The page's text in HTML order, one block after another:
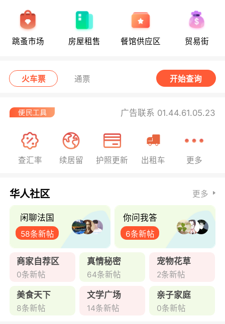
跳蚤市场 房屋租售 餐馆供应区 贸易街
火车票 通票 开始查询
广告联系 01.44.61.05.23
查汇率 续居留 护照更新 出租车 更多
华人社区 更多
闲聊法国
58条新帖
你问我答
6条新帖
商家自荐区
0条新帖
真情秘密
64条新帖
宠物花草
2条新帖
美食天下
8条新帖
文学广场
14条新帖
亲子家庭
0条新帖